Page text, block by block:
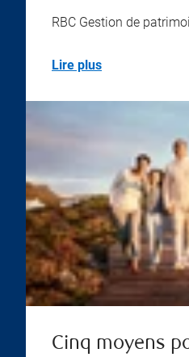
RBC Gestion de
Lire plus
Cinq moyens